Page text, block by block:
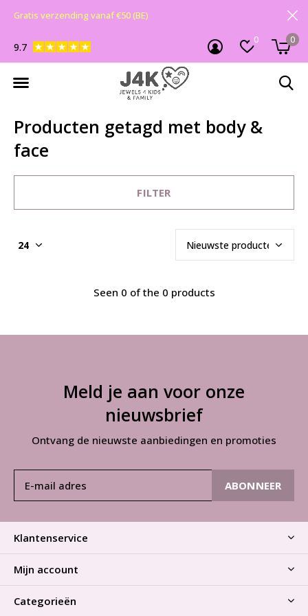
0 0
9.7
Gratis verzending vanaf €50 (BE)
Producten getagd met body &
face
FILTER
Seen 0 of the 0 products
Meld je aan voor onze
nieuwsbrief
Ontvang de nieuwste aanbiedingen en promoties
ABONNEER
Klantenservice
Mijn account
Categorieën